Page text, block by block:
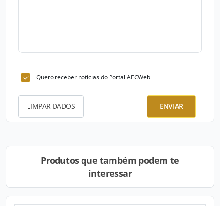
Quero receber notícias do Portal AECWeb
LIMPAR DADOS ENVIAR
Produtos que também podem te
interessar